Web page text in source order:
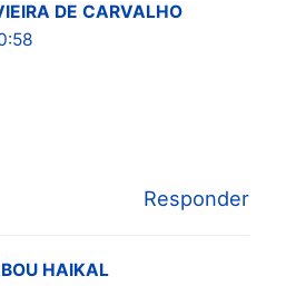
DE CARVALHO
Responder
HAIKAL